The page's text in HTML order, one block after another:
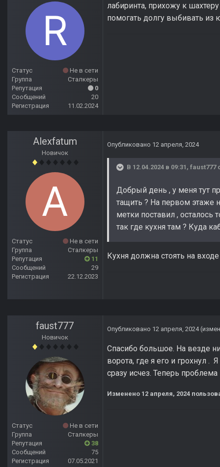
Статус
Не в сети
Группа
Сталкеры
Репутация
0
Сообщений
20
Регистрация
11.02.2024
лабиринта, прихожу к
помогать долгу выбивать из
Alexfatum
Новичок
Статус
Не в сети
Группа
Сталкеры
Репутация
11
Сообщений
29
Регистрация
22.12.2023
Опубликовано 12 апреля, 2024
В 12.04.2024 в 09:31, faust777
Добрый день , у меня тут
тащить ? На первом этаже
метки поставил , осталось
так где кухня там ? Куда
Кухня должна стоять на
faust777
Новичок
Статус
Не в сети
Группа
Сталкеры
Репутация
38
Сообщений
75
Регистрация
07.05.2021
Опубликовано 12 апреля, 2024
Спасибо большое. На везде
ворота, где я его и грохнул .
сразу исчез. Теперь
Изменено 12 апреля, 2024